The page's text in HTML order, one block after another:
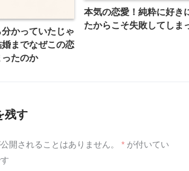
かっていたじゃ
までなぜこの恋
たのか
本気の恋愛！純粋に好き
たからこそ失敗してしま
残す
開されることはありません。 * が付いてい